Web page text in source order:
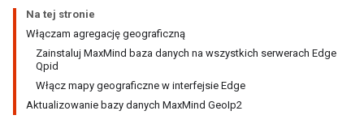
Na tej stronie
Włączam agregację geograficzną
Zainstaluj MaxMind baza danych na wszystkich serwerach Edge
Qpid
Włącz mapy geograficzne w interfejsie Edge
Aktualizowanie bazy danych MaxMind GeoIp2